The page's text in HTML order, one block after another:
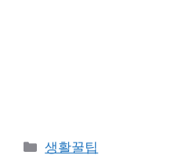
카
생활꿀팁